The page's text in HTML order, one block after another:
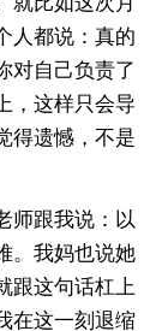
人都说：真的
对自己负责了
，这样只会导
得遗憾，不是
跟我说：以
。我妈也说她
跟这句话杠上
在这一刻退缩